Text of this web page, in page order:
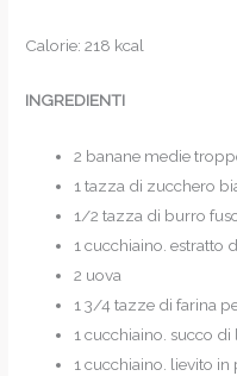
Calorie: 218 kcal
INGREDIENTI
2 banane medie
1 tazza di zucchero
1/2 tazza di burro
1 cucchiaino. estratto
2 uova
1 3/4 tazze di farina
1 cucchiaino. succo
1 cucchiaino. lievito in